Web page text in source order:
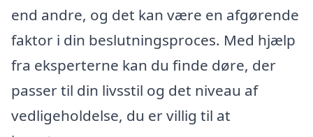
end andre, og det kan være en afgørende
faktor i din beslutningsproces. Med hjælp
fra eksperterne kan du finde døre, der
passer til din livsstil og det niveau af
vedligeholdelse, du er villig til at